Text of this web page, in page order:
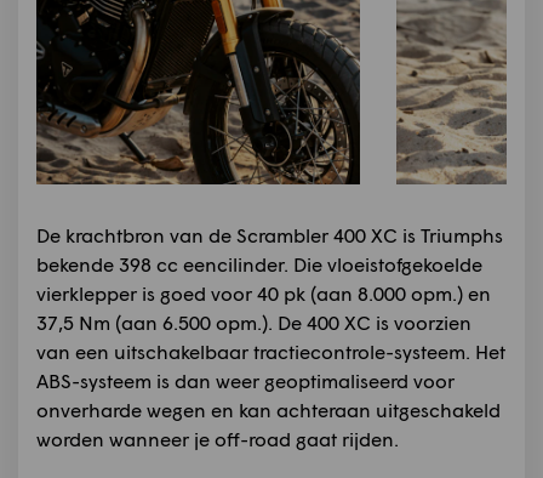
De krachtbron van de Scrambler 400 XC is Triumphs
bekende 398 cc eencilinder. Die vloeistofgekoelde
vierklepper is goed voor 40 pk (aan 8.000 opm.) en
37,5 Nm (aan 6.500 opm.). De 400 XC is voorzien
van een uitschakelbaar tractiecontrole-systeem. Het
ABS-systeem is dan weer geoptimaliseerd voor
onverharde wegen en kan achteraan uitgeschakeld
worden wanneer je off-road gaat rijden.